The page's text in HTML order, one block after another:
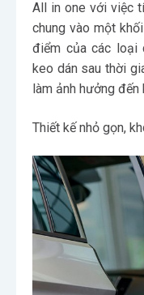
All in one với việc
chung vào một
điểm của các loại
keo dán sau thời
làm ảnh hưởng
Thiết kế nhỏ gọn,